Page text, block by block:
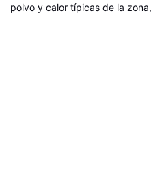
polvo y calor típicas de la